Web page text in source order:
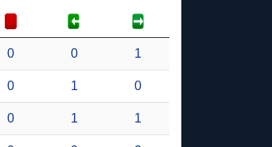
0 0 1
0 1 0
0 1 1